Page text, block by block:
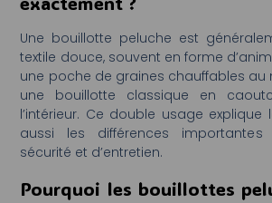
Une bouillotte peluche est
textile douce, souvent en forme
une poche de graines chauffables au
une bouillotte classique en
l’intérieur. Ce double usage explique
aussi les différences
sécurité et d’entretien.
Pourquoi les bouillottes